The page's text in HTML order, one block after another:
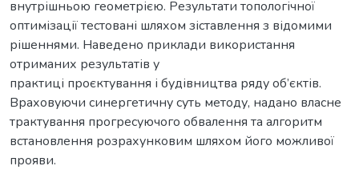
внутрішньою геометрією. Результати топологічної
оптимізації тестовані шляхом зіставлення з відомими
рішеннями. Наведено приклади використання
отриманих результатів у
практиці проєктування і будівництва ряду об’єктів.
Враховуючи синергетичну суть методу, надано власне
трактування прогресуючого обвалення та алгоритм
встановлення розрахунковим шляхом його можливої
прояви.